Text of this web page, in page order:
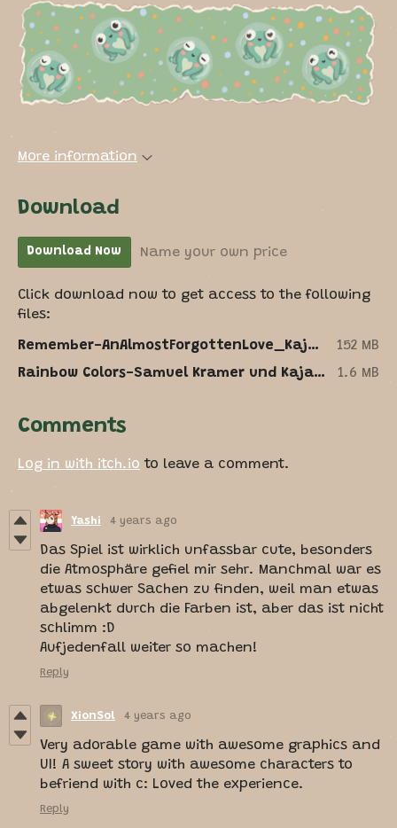
More information
Download
Download Now Name your own price
Click download now to get access to the following
files:
Remember-AnAlmostForgottenLove_KajaRochow.zip
152 MB
Rainbow Colors-Samuel Kramer und Kaja Rochow.mp3
1.6 MB
Comments
Log in with itch.io to leave a comment.
Yashi 4 years ago
Das Spiel ist wirklich unfassbar cute, besonders
die Atmosphäre gefiel mir sehr. Manchmal war es
etwas schwer Sachen zu finden, weil man etwas
abgelenkt durch die Farben ist, aber das ist nicht
schlimm :D
Aufjedenfall weiter so machen!
Reply
XionSol 4 years ago
Very adorable game with awesome graphics and
UI! A sweet story with awesome characters to
befriend with c: Loved the experience.
Reply